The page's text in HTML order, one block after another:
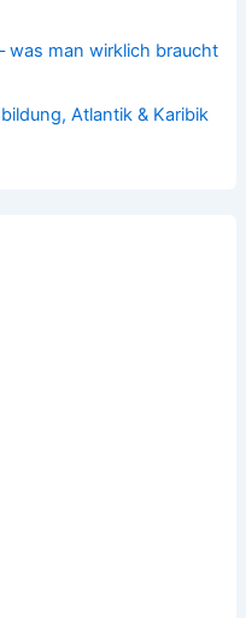
was man wirklich braucht
Atlantik & Karibik